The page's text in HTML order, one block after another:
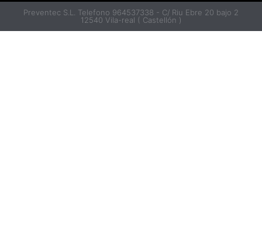
Preventec S.L. Telefono 964537338 - C/ Riu Ebre 20 bajo 2
12540 Vila-real ( Castellón )